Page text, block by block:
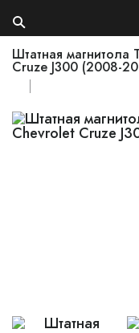
Штатная магнитола
Cruze J300 (2008-